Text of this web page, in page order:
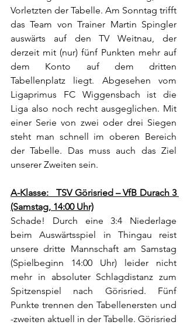
Vorletzten der Tabelle. Am Sonntag trifft
das Team von Trainer Martin Spingler
auswärts auf den TV Weitnau, der
derzeit mit (nur) fünf Punkten mehr auf
dem Konto auf dem dritten
Tabellenplatz liegt. Abgesehen vom
Ligaprimus FC Wiggensbach ist die
Liga also noch recht ausgeglichen. Mit
einer Serie von zwei oder drei Siegen
steht man schnell im oberen Bereich
der Tabelle. Das muss auch das Ziel
unserer Zweiten sein.
A-Klasse:   TSV Görisried – VfB Durach 3
(Samstag, 14:00 Uhr)
Schade! Durch eine 3:4 Niederlage
beim Auswärtsspiel in Thingau reist
unsere dritte Mannschaft am Samstag
(Spielbeginn 14:00 Uhr) leider nicht
mehr in absoluter Schlagdistanz zum
Spitzenspiel nach Görisried. Fünf
Punkte trennen den Tabellenersten und
-zweiten aktuell in der Tabelle. Görisried